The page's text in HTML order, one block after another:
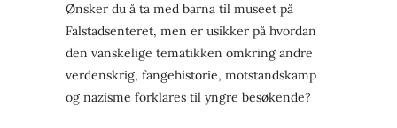
Ønsker du å ta med barna til museet på
Falstadsenteret, men er usikker på hvordan
den vanskelige tematikken omkring andre
verdenskrig, fangehistorie, motstandskamp
og nazisme forklares til yngre besøkende?